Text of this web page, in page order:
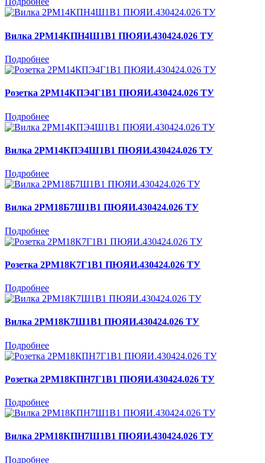
Вилка 2РМ14КПН4Ш1В1 ПЮЯИ.430424.026 ТУ
Подробнее
Розетка 2РМ14КПЭ4Г1В1 ПЮЯИ.430424.026 ТУ
Подробнее
Вилка 2РМ14КПЭ4Ш1В1 ПЮЯИ.430424.026 ТУ
Подробнее
Вилка 2РМ18Б7Ш1В1 ПЮЯИ.430424.026 ТУ
Подробнее
Розетка 2РМ18К7Г1В1 ПЮЯИ.430424.026 ТУ
Подробнее
Вилка 2РМ18К7Ш1В1 ПЮЯИ.430424.026 ТУ
Подробнее
Розетка 2РМ18КПН7Г1В1 ПЮЯИ.430424.026 ТУ
Подробнее
Вилка 2РМ18КПН7Ш1В1 ПЮЯИ.430424.026 ТУ
Подробнее